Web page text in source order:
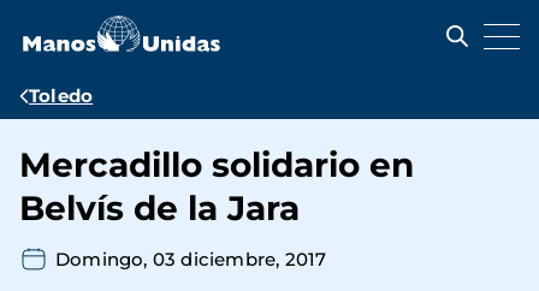
contenido
Ruta
navegación
Toledo
Mercadillo solidario en
Belvís de la Jara
Domingo, 03 diciembre, 2017